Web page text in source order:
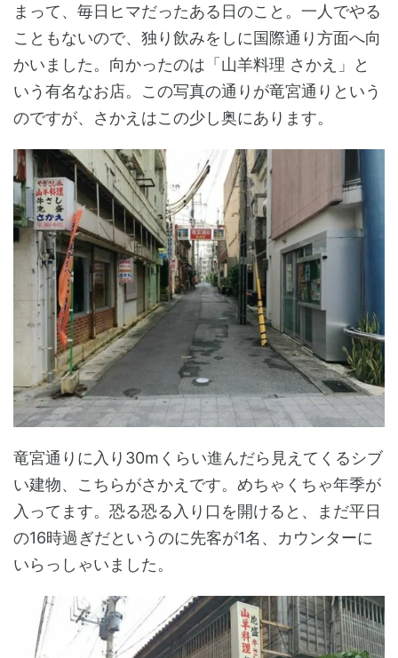
まって、毎日ヒマだったある日のこと。一人でやる
こともないので、独り飲みをしに国際通り方面へ向
かいました。向かったのは「山羊料理 さかえ」と
いう有名なお店。この写真の通りが竜宮通りという
のですが、さかえはこの少し奥にあります。
竜宮通りに入り30mくらい進んだら見えてくるシブ
い建物、こちらがさかえです。めちゃくちゃ年季が
入ってます。恐る恐る入り口を開けると、まだ平日
の16時過ぎだというのに先客が1名、カウンターに
いらっしゃいました。